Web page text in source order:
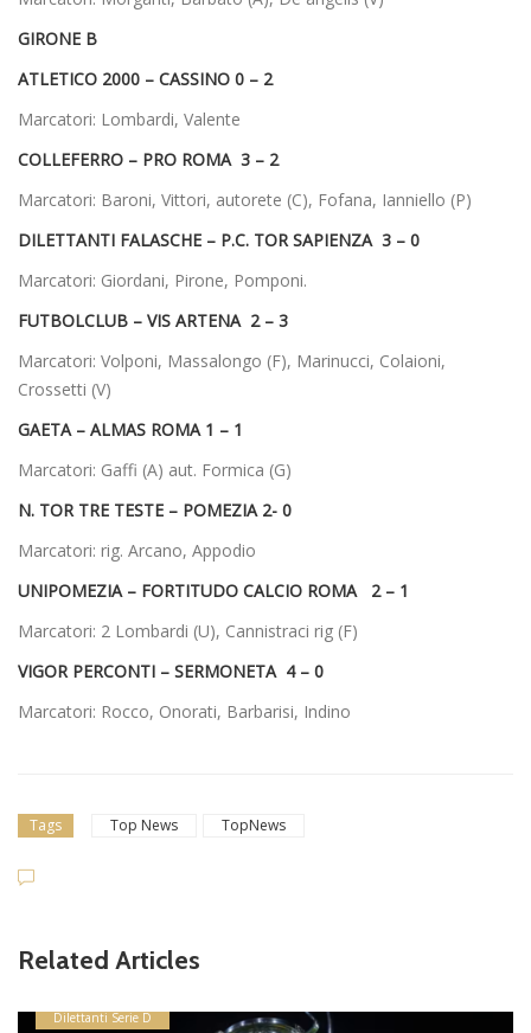
GIRONE B
ATLETICO 2000 – CASSINO 0 – 2
Marcatori: Lombardi, Valente
COLLEFERRO – PRO ROMA 3 – 2
Marcatori: Baroni, Vittori, autorete (C), Fofana, Ianniello (P)
DILETTANTI FALASCHE – P.C. TOR SAPIENZA 3 – 0
Marcatori: Giordani, Pirone, Pomponi.
FUTBOLCLUB – VIS ARTENA 2 – 3
Marcatori: Volponi, Massalongo (F), Marinucci, Colaioni,
Crossetti (V)
GAETA – ALMAS ROMA 1 – 1
Marcatori: Gaffi (A) aut. Formica (G)
N. TOR TRE TESTE – POMEZIA 2- 0
Marcatori: rig. Arcano, Appodio
UNIPOMEZIA – FORTITUDO CALCIO ROMA 2 – 1
Marcatori: 2 Lombardi (U), Cannistraci rig (F)
VIGOR PERCONTI – SERMONETA 4 – 0
Marcatori: Rocco, Onorati, Barbarisi, Indino
Tags Top News TopNews
Related Articles
Dilettanti Serie D